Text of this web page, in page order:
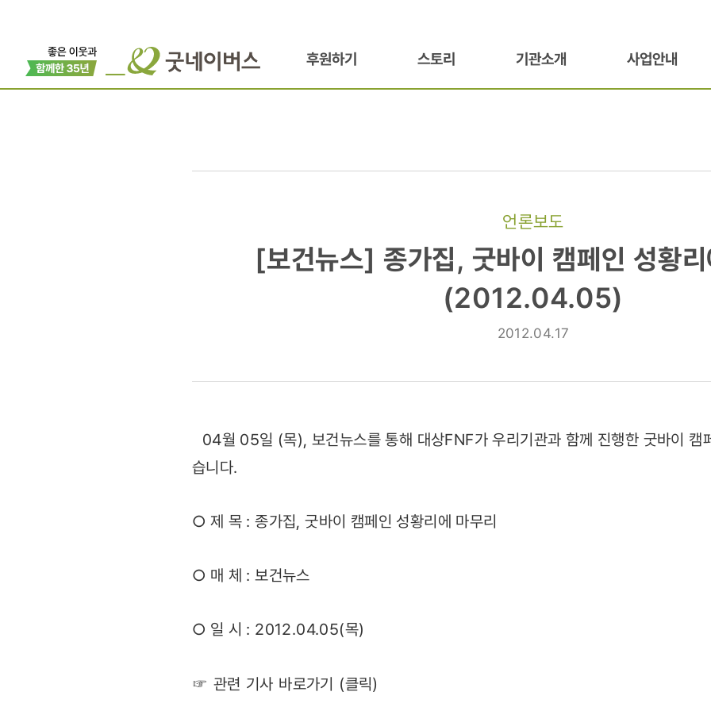
후원하기 스토리 기관소개 사업안내
언론보도
[보건뉴스]
캠페인
마무리
[보건뉴스] 종가집, 굿바이 캠페인 성황리
(2012.04.05)
2012.04.17
04월 05일 (목), 보건뉴스를 통해 대상FNF가 우리기관과 함께 진행한 굿바이 캠
습니다.
○ 제 목 : 종가집, 굿바이 캠페인 성황리에 마무리
○ 매 체 : 보건뉴스
○ 일 시 : 2012.04.05(목)
☞ 관련 기사 바로가기 (클릭)